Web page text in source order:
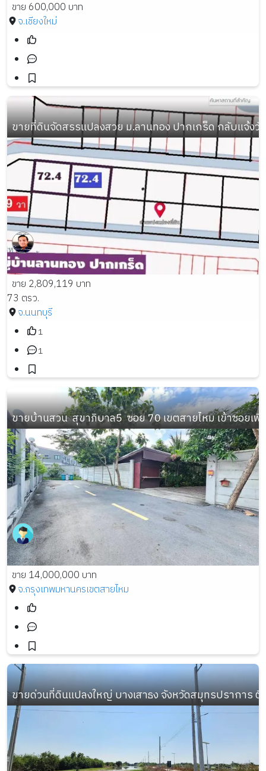
ขาย 600,000 บาท
จ.เชียงใหม่
ขายที่ดินจัดสรรแปลงสวย ม.ลานทอง ปากเกร็ด กลับแจ้งวั
ขาย 2,809,119 บาท
73 ตรว.
จ.นนทบุรี
1
1
ขายบ้านสวน  สุขาภิบาล5  ซอย 70 เขตสายไหม เข้าซอยเพี
ขาย 14,000,000 บาท
จ.กรุงเทพมหานครเขตสายไหม
ขายด่วนที่ดินแปลงใหญ่ บางเสาธง จังหวัดสมุทรปราการ